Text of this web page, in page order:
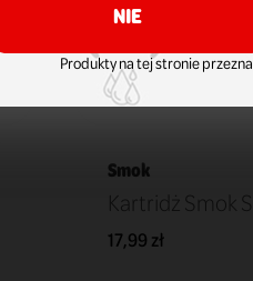
Smok
Kartridż Smok
17,99 zł
NIE
Produkty na tej stronie